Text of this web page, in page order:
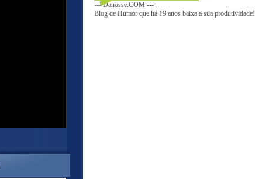
--- Danosse.COM ---
Blog de Humor que há 19 anos baixa a sua produtividade!